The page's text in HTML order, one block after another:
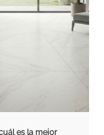
es la mejor